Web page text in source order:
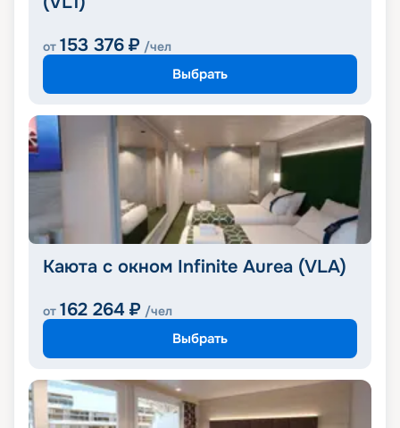
от 153 376 ₽ /чел
Выбрать
Каюта с окном Infinite Aurea (VLA)
от 162 264 ₽ /чел
Выбрать